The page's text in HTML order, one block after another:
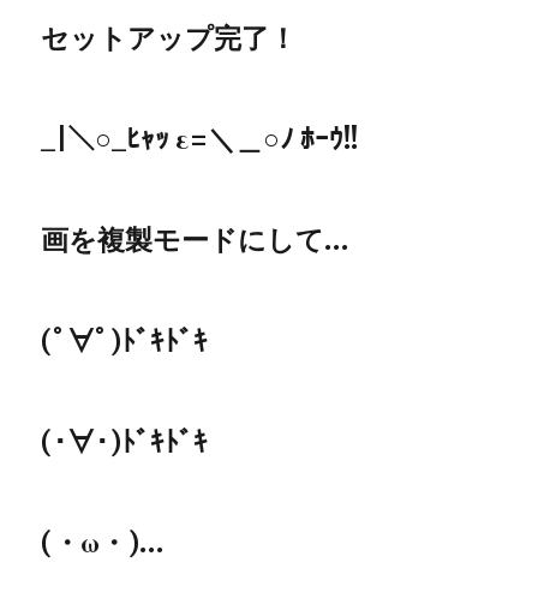
セットアップ完了！
_|＼○_ﾋｬｯ ε=＼＿○ﾉ ﾎｰｳ!!
画を複製モードにして…
(ﾟ∀ﾟ)ﾄﾞｷﾄﾞｷ
(･∀･)ﾄﾞｷﾄﾞｷ
(・ω・)…